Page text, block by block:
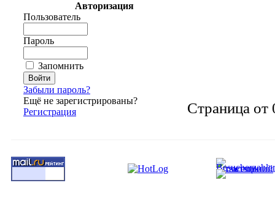
Авторизация
Пользователь
Пароль
Запомнить
Забыли пароль?
Ещё не зарегистрированы?
Регистрация
Страница от